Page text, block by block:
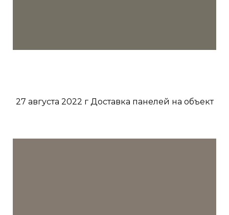
27 августа 2022 г Доставка панелей на объект